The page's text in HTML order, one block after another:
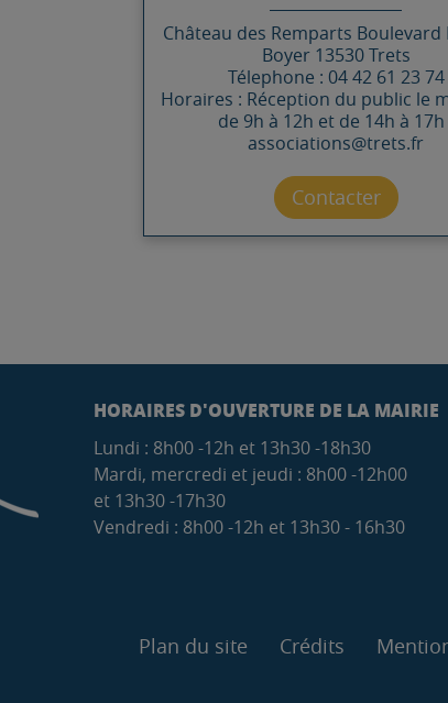
Château des Remparts Boulevard
Boyer 13530 Trets
Télephone : 04 42 61 23 74
Horaires : Réception du public le
de 9h à 12h et de 14h à 17h
associations@trets.fr
Contacter par mail
Contacter
HORAIRES D'OUVERTURE DE LA MAIRIE
Lundi : 8h00 -12h et 13h30 -18h30
Mardi, mercredi et jeudi : 8h00 -12h00
et 13h30 -17h30
Vendredi : 8h00 -12h et 13h30 - 16h30
Plan du site Crédits